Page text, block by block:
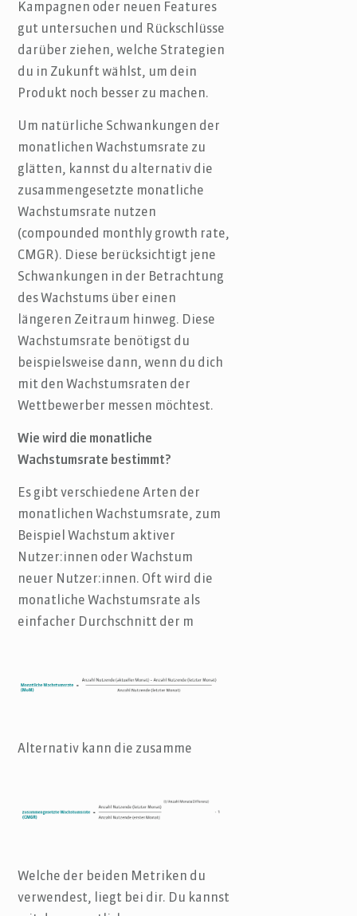
Kampagnen oder neuen Features
gut untersuchen und Rückschlüsse
darüber ziehen, welche Strategien
du in Zukunft wählst, um dein
Produkt noch besser zu machen.
Um natürliche Schwankungen der
monatlichen Wachstumsrate zu
glätten, kannst du alternativ die
zusammengesetzte monatliche
Wachstumsrate nutzen
(compounded monthly growth rate,
CMGR). Diese berücksichtigt jene
Schwankungen in der Betrachtung
des Wachstums über einen
längeren Zeitraum hinweg. Diese
Wachstumsrate benötigst du
beispielsweise dann, wenn du dich
mit den Wachstumsraten der
Wettbewerber messen möchtest.
Wie wird die monatliche
Wachstumsrate bestimmt?
Es gibt verschiedene Arten der
monatlichen Wachstumsrate, zum
Beispiel Wachstum aktiver
Nutzer:innen oder Wachstum
neuer Nutzer:innen. Oft wird die
monatliche Wachstumsrate als
einfacher Durchschnitt der m
Alternativ kann die zusamme
Welche der beiden Metriken du
verwendest, liegt bei dir. Du kannst